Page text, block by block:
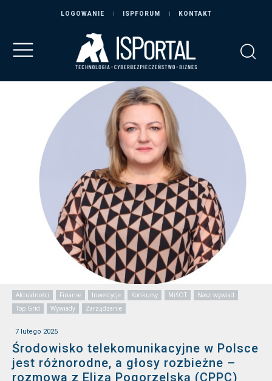
LOGOWANIE ISPFORUM KONTAKT
Aktualności Finanse Inwestycje Konkursy MiŚOT
Nasz wywiad
Top Grid
Wywiady Zarządzanie
7 lutego 2025
Środowisko telekomunikacyjne w Polsce
jest różnorodne, a głosy rozbieżne –
rozmowa z Elizą Pogorzelską (CPPC)